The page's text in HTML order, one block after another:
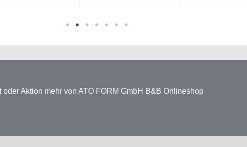
Aktion mehr von ATO FORM GmbH B&B Onlineshop